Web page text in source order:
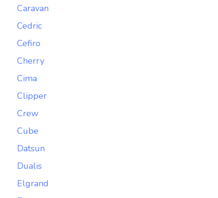
Caravan
Cedric
Cefiro
Cherry
Cima
Clipper
Crew
Cube
Datsun
Dualis
Elgrand